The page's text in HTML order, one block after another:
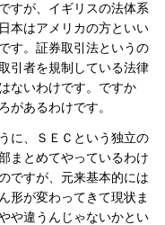
すが、イギリスの法体系
本はアメリカの方といい
す。証券取引法というの
引者を規制している法律
ないわけです。ですか
があるわけです。
に、ＳＥＣという独立の
まとめてやっているわけ
ですが、元来基本的には
形が変わってきて現状ま
や違うんじゃないかとい